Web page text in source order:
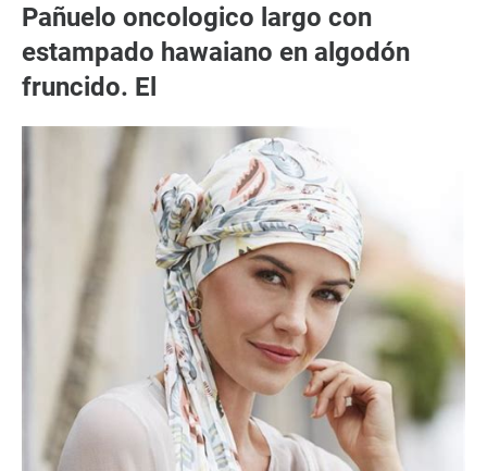
Pañuelo oncologico largo con
estampado hawaiano en algodón
fruncido. El